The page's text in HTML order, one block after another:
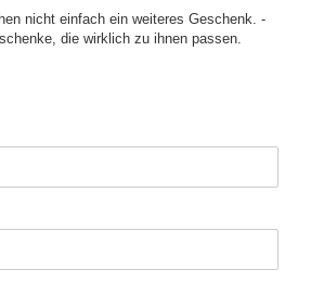
nicht einfach ein weiteres Geschenk. -
die wirklich zu ihnen passen.